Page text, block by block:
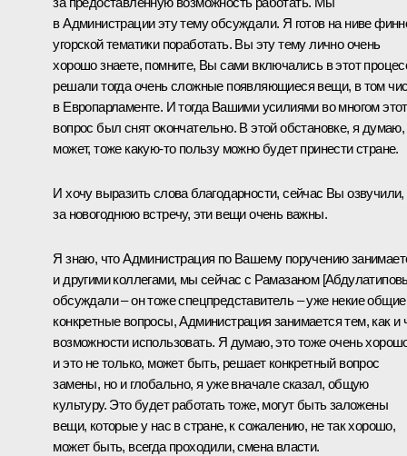
в Администрации эту тему обсуждали. Я готов на ниве
угорской тематики поработать. Вы эту тему лично очень
хорошо знаете, помните, Вы сами включались в этот
решали тогда очень сложные появляющиеся вещи, в том
в Европарламенте. И тогда Вашими усилиями во многом этот
вопрос был снят окончательно. В этой обстановке, я думаю,
может, тоже какую-то пользу можно будет принести стране.
И хочу выразить слова благодарности, сейчас Вы озвучили,
за новогоднюю встречу, эти вещи очень важны.
Я знаю, что Администрация по Вашему поручению
и другими коллегами, мы сейчас с Рамазаном
обсуждали – он тоже спецпредставитель – уже некие общие
конкретные вопросы, Администрация занимается тем, как и
возможности использовать. Я думаю, это тоже очень
и это не только, может быть, решает конкретный вопрос
замены, но и глобально, я уже вначале сказал, общую
культуру. Это будет работать тоже, могут быть заложены
вещи, которые у нас в стране, к сожалению, не так хорошо,
может быть, всегда проходили, смена власти.